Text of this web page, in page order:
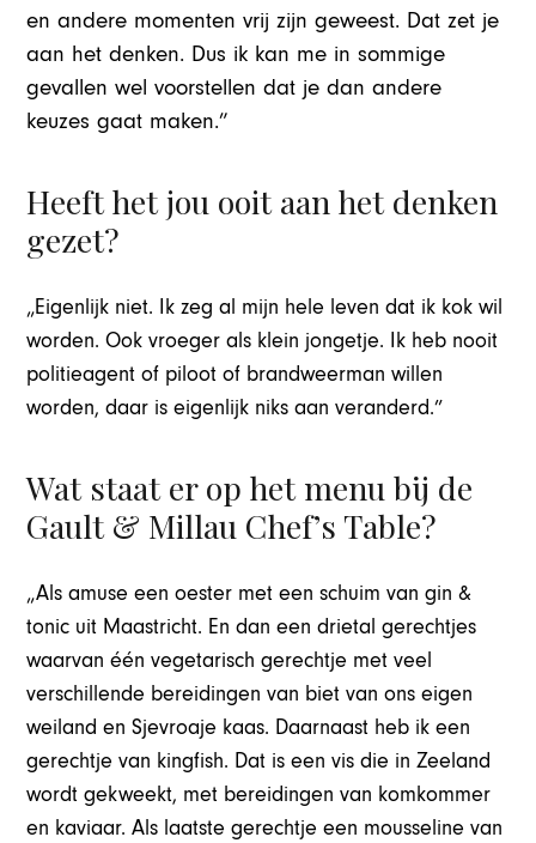
en andere momenten vrij zijn geweest. Dat zet je
aan het denken. Dus ik kan me in sommige
gevallen wel voorstellen dat je dan andere
keuzes gaat maken.”
Heeft het jou ooit aan het denken
gezet?
„Eigenlijk niet. Ik zeg al mijn hele leven dat ik kok wil
worden. Ook vroeger als klein jongetje. Ik heb nooit
politieagent of piloot of brandweerman willen
worden, daar is eigenlijk niks aan veranderd.”
Wat staat er op het menu bij de
Gault & Millau Chef’s Table?
„Als amuse een oester met een schuim van gin &
tonic uit Maastricht. En dan een drietal gerechtjes
waarvan één vegetarisch gerechtje met veel
verschillende bereidingen van biet van ons eigen
weiland en Sjevroaje kaas. Daarnaast heb ik een
gerechtje van kingfish. Dat is een vis die in Zeeland
wordt gekweekt, met bereidingen van komkommer
en kaviaar. Als laatste gerechtje een mousseline van